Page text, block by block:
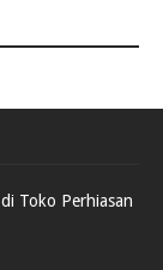
Toko Perhiasan